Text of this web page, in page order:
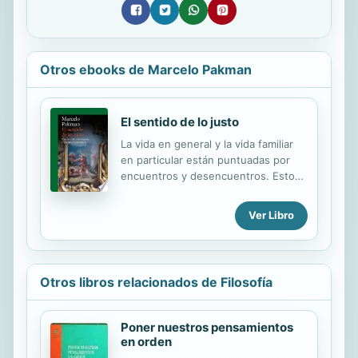
Otros ebooks de Marcelo Pakman
El sentido de lo justo
La vida en general y la vida familiar
en particular están puntuadas por
encuentros y desencuentros. Estos
que, aunque puede a veces volverse
rutinaria, asume otras veces el
carácter de microeventos de cambio.
las normas establecidas, ya sean
éticas implícitas, ya sean morales
explícitas, no nos resultan fácilmente
aplicables. ¿Cuál es el recurso ético
Ver Libro
Otros libros relacionados de Filosofía
Poner nuestros pensamientos
en orden